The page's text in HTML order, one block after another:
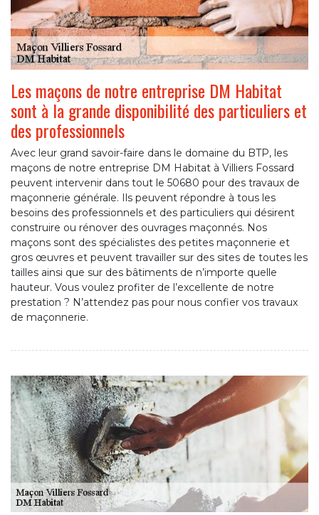
Les maçons de notre entreprise DM Habitat
sont à la grande disponibilité des particuliers et
des professionnels
Avec leur grand savoir-faire dans le domaine du BTP, les
maçons de notre entreprise DM Habitat à Villiers Fossard
peuvent intervenir dans tout le 50680 pour des travaux de
maçonnerie générale. Ils peuvent répondre à tous les
besoins des professionnels et des particuliers qui désirent
construire ou rénover des ouvrages maçonnés. Nos
maçons sont des spécialistes des petites maçonnerie et
gros œuvres et peuvent travailler sur des sites de toutes les
tailles ainsi que sur des bâtiments de n’importe quelle
hauteur. Vous voulez profiter de l’excellente de notre
prestation ? N’attendez pas pour nous confier vos travaux
de maçonnerie.